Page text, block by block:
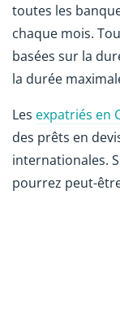
toutes les
chaque mois.
basées sur la
la durée
Les expatriés en
des prêts en
internationales.
pourrez peut-